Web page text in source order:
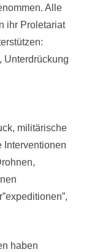
Alle
ihr Proletariat
Unterdrückung
militärische
Interventionen
haben